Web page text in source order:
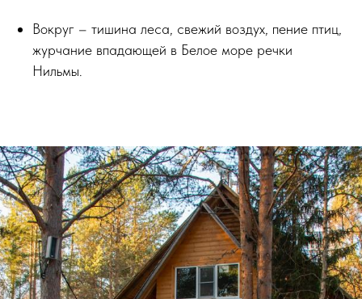
Вокруг – тишина леса, свежий воздух, пение птиц,
журчание впадающей в Белое море речки
Нильмы.